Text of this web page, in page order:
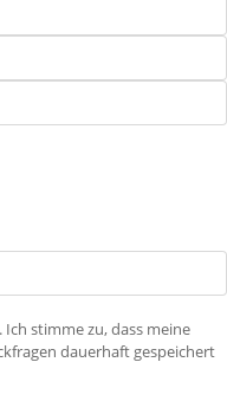
Ich stimme zu, dass meine
dauerhaft gespeichert